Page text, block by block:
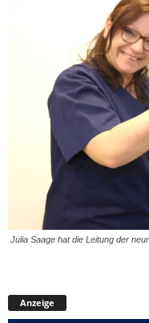
Julia Saage hat die Leitung der
Anzeige